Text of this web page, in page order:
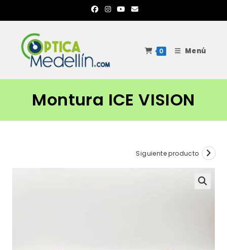
al
contenido
0 Menú
Montura ICE VISION
Siguiente producto